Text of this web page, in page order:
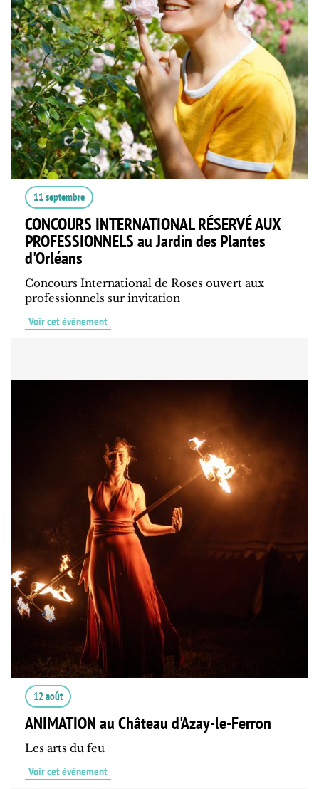
11 septembre
CONCOURS INTERNATIONAL RÉSERVÉ AUX
PROFESSIONNELS au Jardin des Plantes
d'Orléans
Concours International de Roses ouvert aux
professionnels sur invitation
Voir cet événement
12 août
ANIMATION au Château d'Azay-le-Ferron
Les arts du feu
Voir cet événement